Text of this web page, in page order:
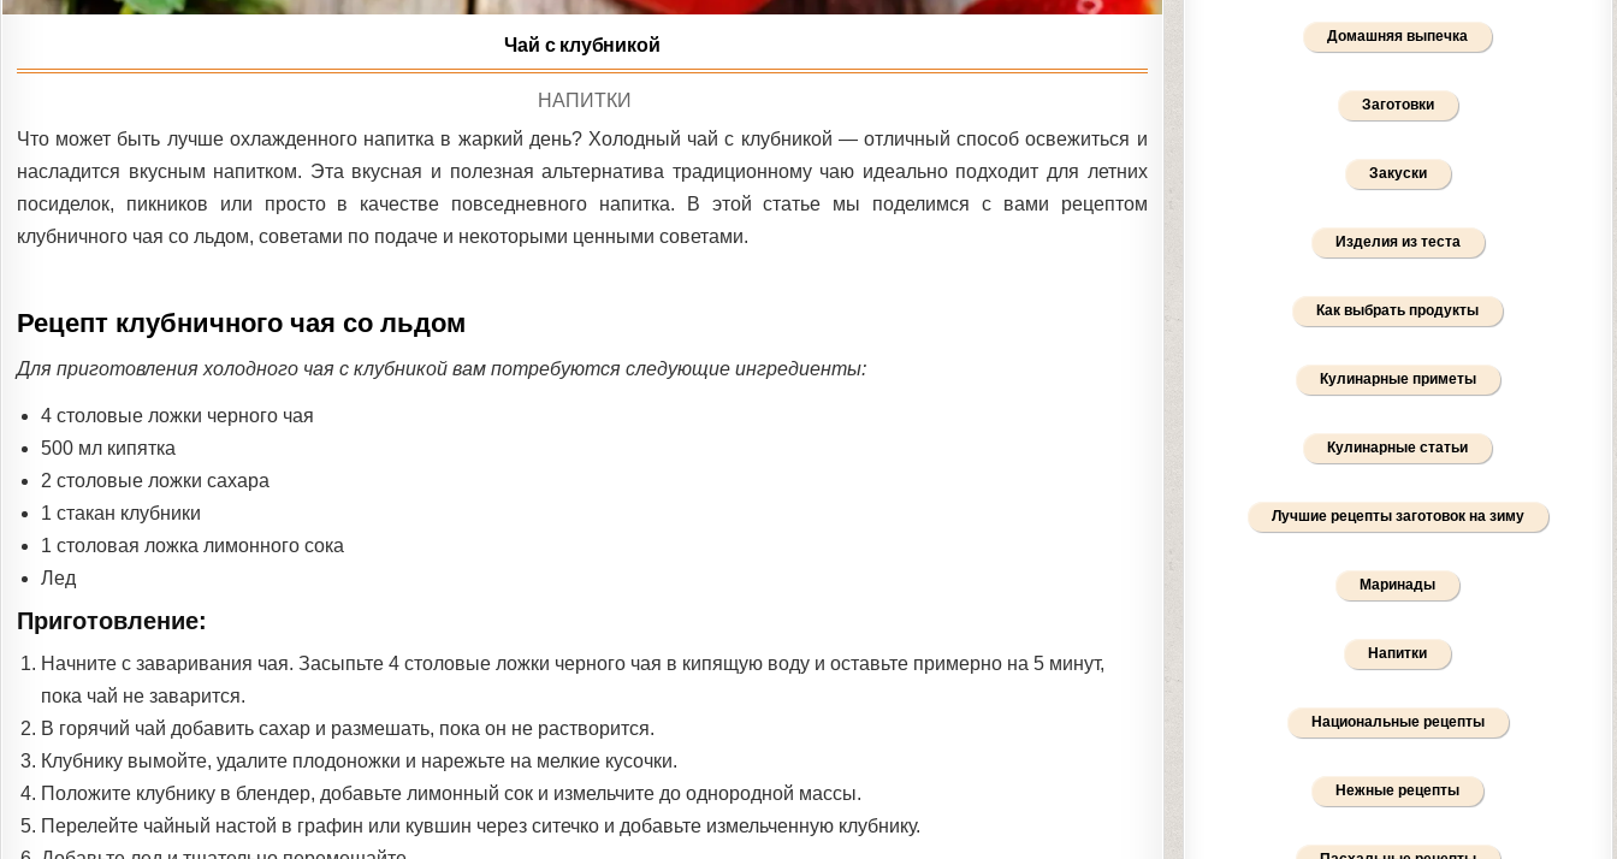
Чай с клубникой
POSTED
НАПИТКИ
Что может быть лучше охлажденного напитка в жаркий день? Холодный чай с клубникой — отличный способ освежиться и
насладится вкусным напитком. Эта вкусная и полезная альтернатива традиционному чаю идеально подходит для летних
посиделок, пикников или просто в качестве повседневного напитка. В этой статье мы поделимся с вами рецептом
клубничного чая со льдом, советами по подаче и некоторыми ценными советами.
Рецепт клубничного чая со льдом
Для приготовления холодного чая с клубникой вам потребуются следующие ингредиенты:
4 столовые ложки черного чая
500 мл кипятка
2 столовые ложки сахара
1 стакан клубники
1 столовая ложка лимонного сока
Лед
Приготовление:
Начните с заваривания чая. Засыпьте 4 столовые ложки черного чая в кипящую воду и оставьте примерно на 5 минут,
пока чай не заварится.
В горячий чай добавить сахар и размешать, пока он не растворится.
Клубнику вымойте, удалите плодоножки и нарежьте на мелкие кусочки.
Положите клубнику в блендер, добавьте лимонный сок и измельчите до однородной массы.
Перелейте чайный настой в графин или кувшин через ситечко и добавьте измельченную клубнику.
Домашняя выпечка
Заготовки
Закуски
Изделия из теста
Как выбрать продукты
Кулинарные приметы
Кулинарные статьи
Лучшие рецепты заготовок на зиму
Маринады
Напитки
Национальные рецепты
Нежные рецепты